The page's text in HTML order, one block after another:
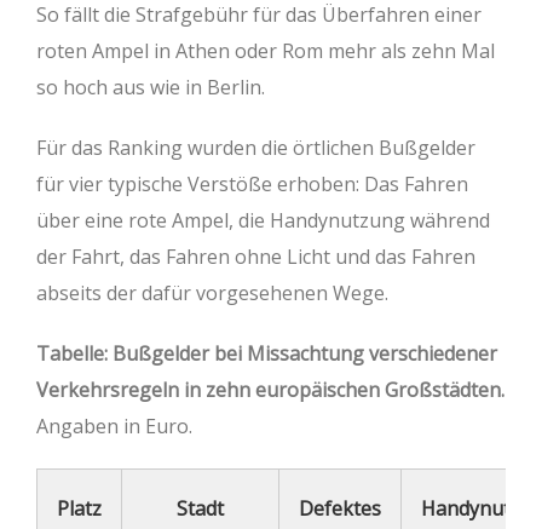
So fällt die Strafgebühr für das Überfahren einer
roten Ampel in Athen oder Rom mehr als zehn Mal
so hoch aus wie in Berlin.
Für das Ranking wurden die örtlichen Bußgelder
für vier typische Verstöße erhoben: Das Fahren
über eine rote Ampel, die Handynutzung während
der Fahrt, das Fahren ohne Licht und das Fahren
abseits der dafür vorgesehenen Wege.
Tabelle: Bußgelder bei Missachtung verschiedener
Verkehrsregeln in zehn europäischen Großstädten.
Angaben in Euro.
Platz Stadt
Defektes